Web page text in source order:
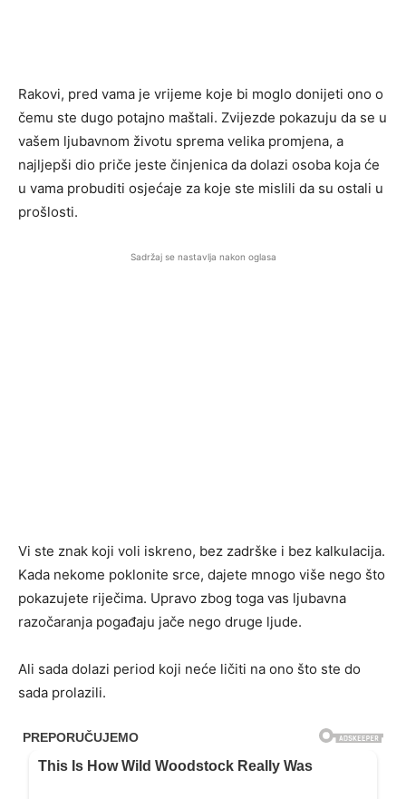
Rakovi, pred vama je vrijeme koje bi moglo donijeti ono o
čemu ste dugo potajno maštali. Zvijezde pokazuju da se u
vašem ljubavnom životu sprema velika promjena, a
najljepši dio priče jeste činjenica da dolazi osoba koja će
u vama probuditi osjećaje za koje ste mislili da su ostali u
prošlosti.
Sadržaj se nastavlja nakon oglasa
Vi ste znak koji voli iskreno, bez zadrške i bez kalkulacija.
Kada nekome poklonite srce, dajete mnogo više nego što
pokazujete riječima. Upravo zbog toga vas ljubavna
razočaranja pogađaju jače nego druge ljude.
Ali sada dolazi period koji neće ličiti na ono što ste do
sada prolazili.